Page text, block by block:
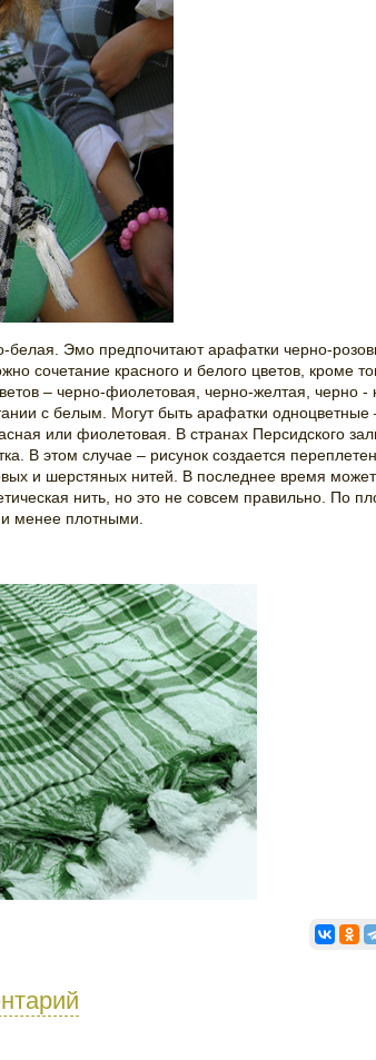
белая. Эмо предпочитают арафатки черно-
сочетание красного и белого цветов, кроме
– черно-фиолетовая, черно-желтая, черно -
с белым. Могут быть арафатки одноцветные
или фиолетовая. В странах Персидского
В этом случае – рисунок создается
и шерстяных нитей. В последнее время может
нить, но это не совсем правильно. По
менее плотными.